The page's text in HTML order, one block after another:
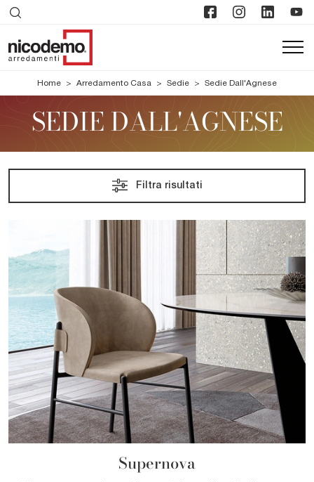
Home > Arredamento Casa > Sedie > Sedie Dall'Agnese
SEDIE DALL'AGNESE
Filtra risultati
Supernova